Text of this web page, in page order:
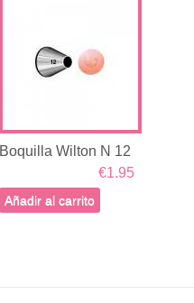
Boquilla Wilton N 12
€1.95
Añadir al carrito